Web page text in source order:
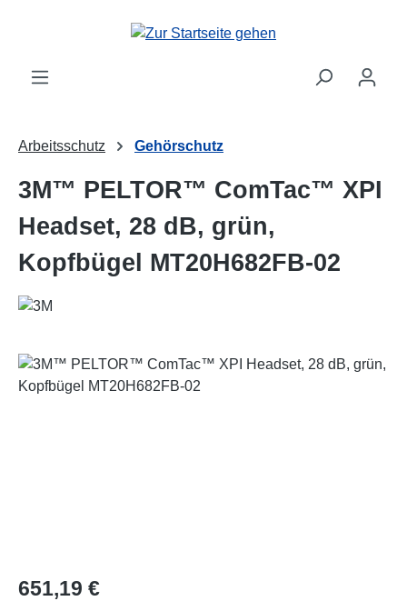
Zum Hauptinhalt springen
Arbeitsschutz Gehörschutz
3M™ PELTOR™ ComTac™ XPI
Headset, 28 dB, grün,
Kopfbügel MT20H682FB-02
Bildergalerie überspringen
Regulärer Preis:
651,19 €